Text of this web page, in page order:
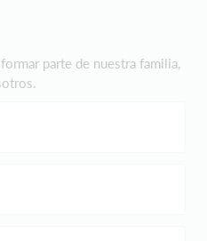
parte de nuestra familia,